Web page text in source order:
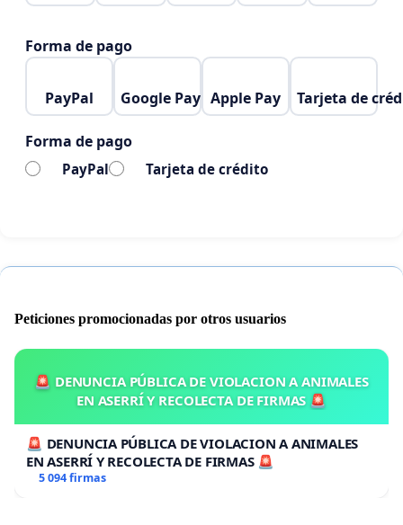
Forma de pago
PayPal Google Pay Apple Pay Tarjeta de
Forma de pago
PayPal Tarjeta de crédito
Peticiones promocionadas por otros usuarios
🚨 DENUNCIA PÚBLICA DE VIOLACION A ANIMALES
EN ASERRÍ Y RECOLECTA DE FIRMAS 🚨
🚨 DENUNCIA PÚBLICA DE VIOLACION A ANIMALES
EN ASERRÍ Y RECOLECTA DE FIRMAS 🚨
5 094 firmas